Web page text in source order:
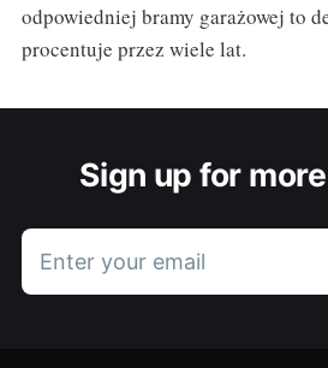
odpowiedniej bramy garażowej to
procentuje przez wiele lat.
Sign up for
Enter your email